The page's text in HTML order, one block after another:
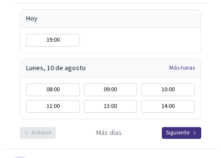
Hoy
19:00
Lunes, 10 de agosto Más horas
08:00 09:00
10:00
11:00
13:00 14:00
Anterior Más días Siguiente